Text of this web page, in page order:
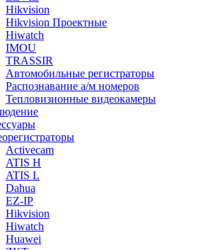
Hikvision
Hikvision Проектные
Hiwatch
IMOU
TRASSIR
Автомобильные регистраторы
Распознавание а/м номеров
Тепловизионные видеокамеры
Activecam
ATIS H
ATIS L
Dahua
EZ-IP
Hikvision
Hiwatch
Huawei